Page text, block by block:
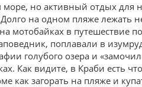
но активный отдых для
на одном пляже лежать
мотобайках в путешествие
поплавали в
голубого озера и
Как видите, в Краби есть
как загорать на пляже и